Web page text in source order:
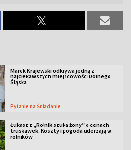
Marek Krajewski odkrywa jedną z
najciekawszych miejscowości Dolnego
Śląska
Pytanie na Śniadanie
Łukasz z „Rolnik szuka żony” o cenach
truskawek. Koszty i pogoda uderzają w
rolników